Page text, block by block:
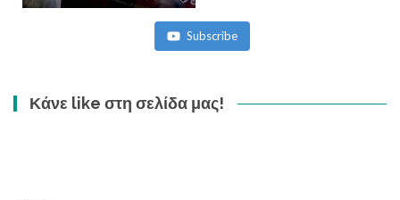
Subscribe
Κάνε like στη σελίδα μας!